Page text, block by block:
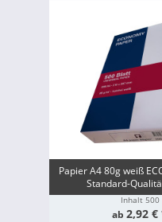
Papier A4 80g weiß
Standard-
Inhalt 500
ab 2,92 €